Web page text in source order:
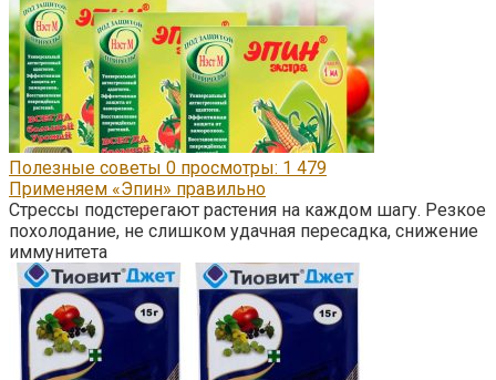
Полезные советы 0 просмотры: 1 479
Применяем «Эпин» правильно
Стрессы подстерегают растения на каждом шагу. Резкое
похолодание, не слишком удачная пересадка, снижение
иммунитета